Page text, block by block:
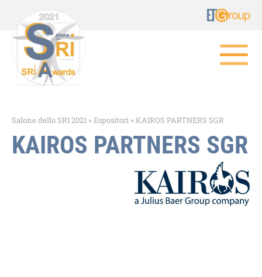
Salone dello SRI 2021 »Espositori »KAIROS PARTNERS SGR
KAIROS PARTNERS SGR